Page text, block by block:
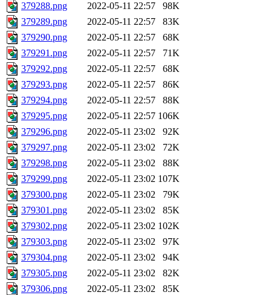
379288.png
2022-05-11 22:57
98K
379289.png
2022-05-11 22:57
83K
379290.png
2022-05-11 22:57
68K
379291.png
2022-05-11 22:57
71K
379292.png
2022-05-11 22:57
68K
379293.png
2022-05-11 22:57
86K
379294.png
2022-05-11 22:57
88K
379295.png
2022-05-11 22:57 106K
379296.png
2022-05-11 23:02
92K
379297.png
2022-05-11 23:02
72K
379298.png
2022-05-11 23:02
88K
379299.png
2022-05-11 23:02 107K
379300.png
2022-05-11 23:02
79K
379301.png
2022-05-11 23:02
85K
379302.png
2022-05-11 23:02 102K
379303.png
2022-05-11 23:02
97K
379304.png
2022-05-11 23:02
94K
379305.png
2022-05-11 23:02
82K
379306.png
2022-05-11 23:02
85K